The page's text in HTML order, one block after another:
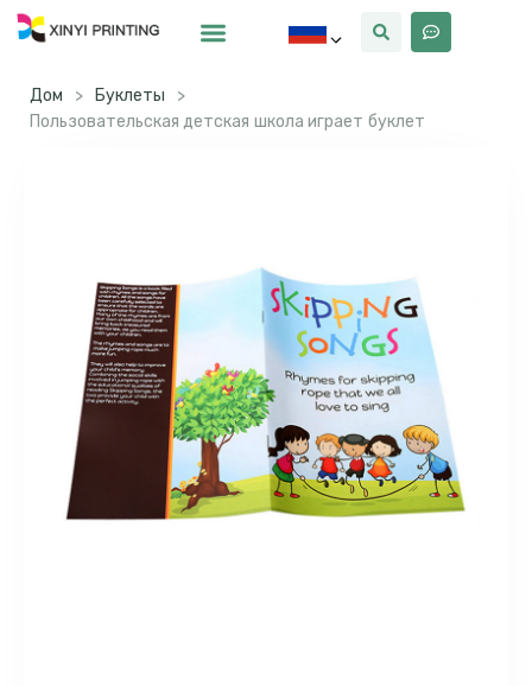
Дом > Буклеты
>
Пользовательская детская школа играет буклет